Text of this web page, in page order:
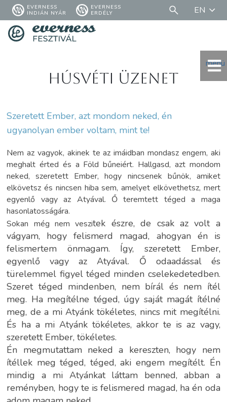
EVERNESS
INDIÁN NYÁR
EVERNESS
ERDÉLY
EN
menü
Húsvéti üzenet
Szeretett Ember, azt mondom neked, én
ugyanolyan ember voltam, mint te!
Nem az vagyok, akinek te az imáidban mondasz engem, aki
meghalt érted és a Föld bűneiért. Hallgasd, azt mondom
neked, szeretett Ember, hogy nincsenek bűnök, amiket
elkövetsz és nincsen hiba sem, amelyet elkövethetsz, mert
egyenlő vagy az Atyával. Ő teremtett téged a maga
hasonlatosságára.
Sokan még nem veszitek észre, de csak az volt a
vágyam, hogy felismerd magad, ahogyan én is
felismertem önmagam. Így, szeretett Ember,
egyenlő vagy az Atyával. Ő odaadással és
türelemmel figyel téged minden cselekedetedben.
Szeret téged mindenben, nem bírál és nem ítél
meg. Ha megítélne téged, úgy saját magát ítélné
meg, de a mi Atyánk tökéletes, nincs mit megítélni.
És ha a mi Atyánk tökéletes, akkor te is az vagy,
szeretett Ember, tökéletes.
Én megmutattam neked a kereszten, hogy nem
ítéllek meg téged, téged, aki engem megítélt. Én
mindig a mi Atyánkat láttam benned, abban a
reményben, hogy te is felismered magad, ha én oda